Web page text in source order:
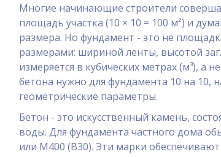
Многие начинающие строители
площадь участка (10 × 10 = 100 м²) и
размера. Но фундамент - это не
размерами: шириной ленты, высотой
измеряется в кубических метрах (м³), а
бетона нужно для фундамента 10 на 10,
геометрические параметры.
Бетон - это искусственный камень,
воды. Для фундамента частного дома
или М400 (В30). Эти марки